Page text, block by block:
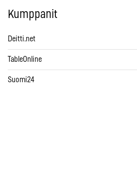
Kumppanit
Deitti.net
TableOnline
Suomi24